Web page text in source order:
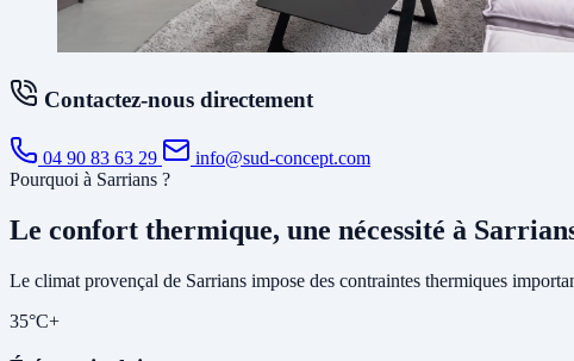
Contactez-nous directement
04 90 83 63 29
info@sud-concept.com
Pourquoi à Sarrians ?
Le confort thermique, une nécessité à
Le climat provençal de Sarrians impose des contraintes thermiques
35°C+